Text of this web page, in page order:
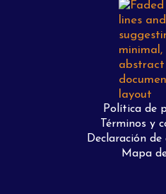
Política de
Términos y
Declaración de
Mapa